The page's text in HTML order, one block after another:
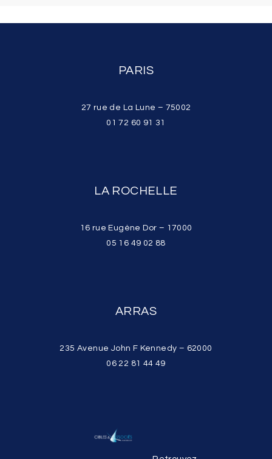
PARIS
27 rue de La Lune – 75002
01 72 60 91 31
LA ROCHELLE
16 rue Eugène Dor – 17000
05 16 49 02 88
ARRAS
235 Avenue John F Kennedy – 62000
06 22 81 44 49